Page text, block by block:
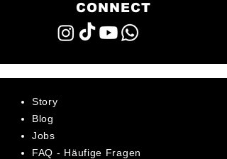
CONNECT
Story
Blog
Jobs
FAQ - Häufige Fragen